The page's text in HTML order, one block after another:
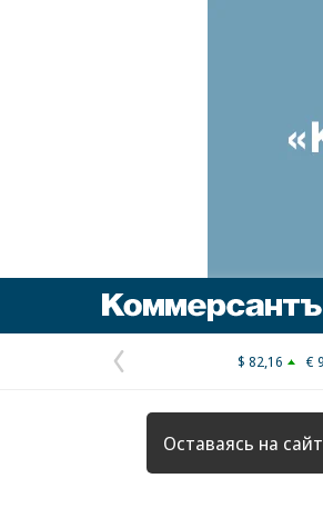
Предыдущая
страница
$ 82,16 €
Оставаясь на